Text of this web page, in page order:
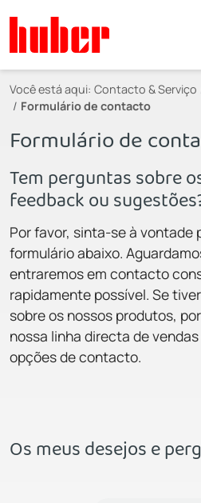
Você está aqui: Contacto & Serviço
Formulário de contacto
Formulário de
Tem perguntas sobre
feedback ou
Por favor, sinta-se à vontade
formulário abaixo.
entraremos em contacto
rapidamente possível. Se
sobre os nossos produtos,
nossa linha directa de
opções de contacto.
Os meus desejos e